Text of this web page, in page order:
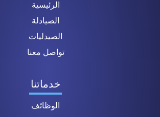
الرئيسية
الصيادلة
الصيدليات
تواصل معنا
خدماتنا
الوظائف